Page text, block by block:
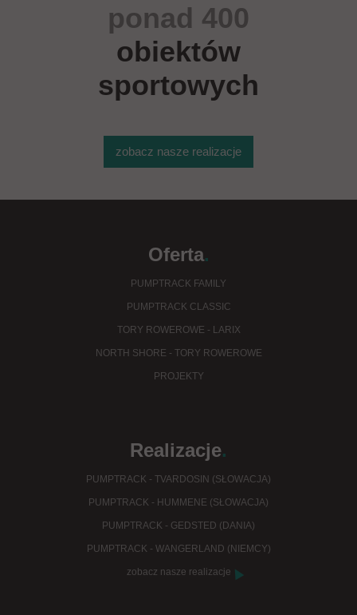
ponad 400
obiektów
sportowych
zobacz nasze realizacje
Oferta.
PUMPTRACK FAMILY
PUMPTRACK CLASSIC
TORY ROWEROWE - LARIX
NORTH SHORE - TORY ROWEROWE
PROJEKTY
Realizacje.
PUMPTRACK - TVARDOSIN (SŁOWACJA)
PUMPTRACK - HUMMENE (SŁOWACJA)
PUMPTRACK - GEDSTED (DANIA)
PUMPTRACK - WANGERLAND (NIEMCY)
zobacz nasze realizacje